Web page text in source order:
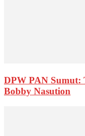
DPW PAN Sumut:
Bobby Nasution